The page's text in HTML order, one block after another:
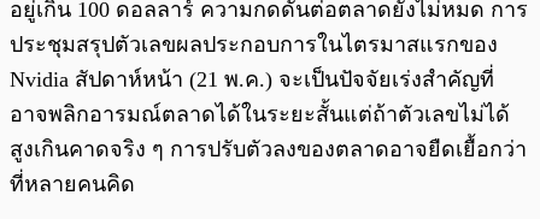
อยู่เกิน 100 ดอลลาร์ ความกดดันต่อตลาดยังไม่หมด การ
ประชุมสรุปตัวเลขผลประกอบการในไตรมาสแรกของ
Nvidia สัปดาห์หน้า (21 พ.ค.) จะเป็นปัจจัยเร่งสำคัญที่
อาจพลิกอารมณ์ตลาดได้ในระยะสั้นแต่ถ้าตัวเลขไม่ได้
สูงเกินคาดจริง ๆ การปรับตัวลงของตลาดอาจยืดเยื้อกว่า
ที่หลายคนคิด